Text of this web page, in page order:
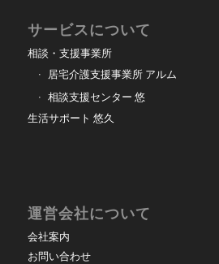
サービスについて
相談・支援事業所
居宅介護支援事業所 アルム
相談支援センター 悠
生活サポート 悠久
運営会社について
会社案内
お問い合わせ